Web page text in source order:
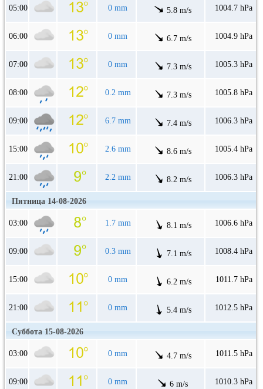
05:00 0 mm 5.8 m/s 1004.7 hPa
06:00 0 mm 6.7 m/s 1004.9 hPa
07:00 0 mm 7.3 m/s 1005.3 hPa
08:00 0.2 mm 7.3 m/s 1005.8 hPa
09:00 6.7 mm 7.4 m/s 1006.3 hPa
15:00 2.6 mm 8.6 m/s 1005.4 hPa
21:00 2.2 mm 8.2 m/s 1006.3 hPa
Пятница 14-08-2026
03:00 1.7 mm 8.1 m/s 1006.6 hPa
09:00 0.3 mm 7.1 m/s 1008.4 hPa
15:00 0 mm 6.2 m/s 1011.7 hPa
21:00 0 mm 5.4 m/s 1012.5 hPa
Суббота 15-08-2026
03:00 0 mm 4.7 m/s 1011.5 hPa
09:00 0 mm 6 m/s 1010.3 hPa